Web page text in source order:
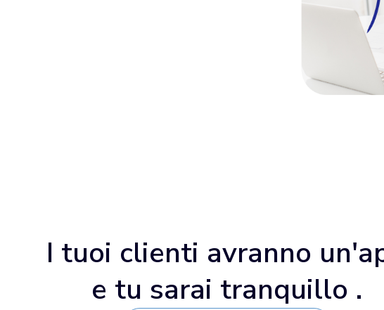
I tuoi clienti avranno
e tu sarai tranquillo .